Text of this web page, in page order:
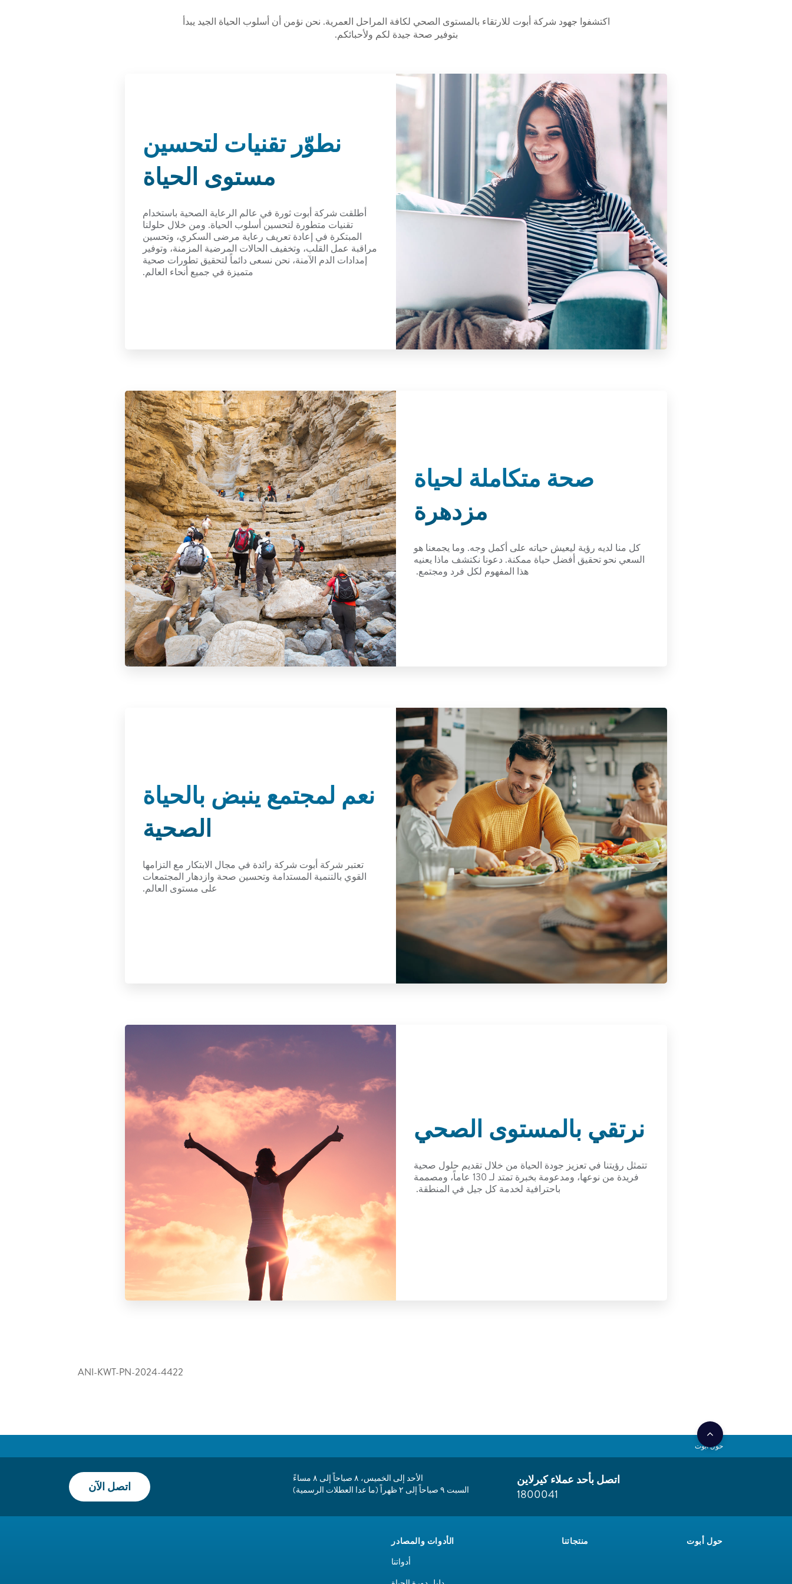
اكتشفوا جهود شركة أبوت للارتقاء بالمستوى الصحي لكافة المراحل العمرية. نحن نؤمن أن أسلوب الحياة الجيد يبدأ
بتوفير صحة جيدة لكم ولأحبائكم.
نطوّر تقنيات لتحسين
مستوى الحياة
أطلقت شركة أبوت ثورة في عالم الرعاية الصحية باستخدام
تقنيات متطورة لتحسين أسلوب الحياة. ومن خلال حلولنا
المبتكرة في إعادة تعريف رعاية مرضى السكري، وتحسين
مراقبة عمل القلب، وتخفيف الحالات المرضية المزمنة، وتوفير
إمدادات الدم الآمنة، نحن نسعى دائماً لتحقيق تطورات صحية
متميزة في جميع أنحاء العالم.
صحة متكاملة لحياة
مزدهرة
كل منا لديه رؤية ليعيش حياته على أكمل وجه. وما يجمعنا هو
السعي نحو تحقيق أفضل حياة ممكنة. دعونا نكتشف ماذا يعنيه
هذا المفهوم لكل فرد ومجتمع.
نعم لمجتمع ينبض بالحياة
الصحية
تعتبر شركة أبوت شركة رائدة في مجال الابتكار مع التزامها
القوي بالتنمية المستدامة وتحسين صحة وازدهار المجتمعات
على مستوى العالم.
نرتقي بالمستوى الصحي
تتمثل رؤيتنا في تعزيز جودة الحياة من خلال تقديم حلول صحية
فريدة من نوعها، ومدعومة بخبرة تمتد لـ 130 عاماً، ومصممة
باحترافية لخدمة كل جيل في المنطقة.
ANI-KWT-PN-2024-4422
حول أبوت
اتصل بأحد عملاء كيرلاين
1800041
الأحد إلى الخميس، ٨ صباحاً إلى ٨ مساءً
السبت ٩ صباحاً إلى ٢ ظهراً (ما عدا العطلات الرسمية)
اتصل الآن
حول أبوت منتجاتنا
الأدوات والمصادر
أدواتنا